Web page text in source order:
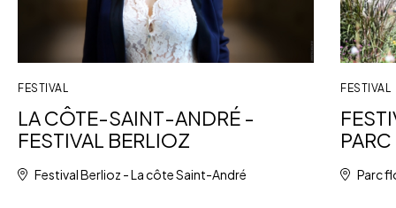
FESTIVAL
LA CÔTE-SAINT-ANDRÉ -
FESTIVAL BERLIOZ
Festival Berlioz - La côte Saint-André
FESTIVAL
Parc